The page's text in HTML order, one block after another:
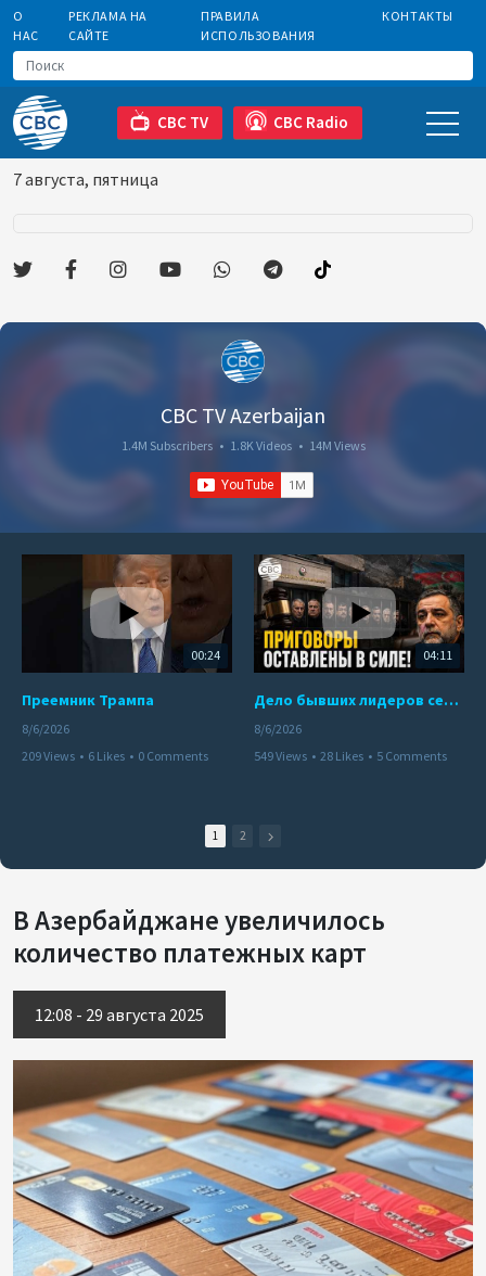
О
НАС
РЕКЛАМА НА
САЙТЕ
ПРАВИЛА
ИСПОЛЬЗОВАНИЯ
КОНТАКТЫ
CBC TV CBC Radio
7 августа, пятница
CBC TV Azerbaijan
1.4M Subscribers • 1.8K Videos • 14M Views
00:24
Преемник Трампа
8/6/2026
209 Views • 6 Likes • 0 Comments
04:11
Дело бывших лидеров сепаратистского режима в Карабахе
8/6/2026
549 Views • 28 Likes • 5 Comments
1 2
В Азербайджане увеличилось
количество платежных карт
12:08 - 29 августа 2025